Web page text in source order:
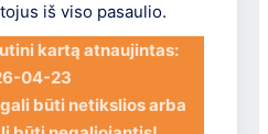
iš viso pasaulio.
kartą atnaujintas:
04-23
būti netikslios arba